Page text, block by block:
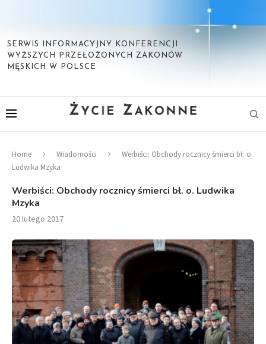
SERWIS INFORMACYJNY KONFERENCJI
WYŻSZYCH PRZEŁOŻONYCH ZAKONÓW
MĘSKICH W POLSCE
Home Wiadomości
Werbiści: Obchody rocznicy śmierci bł. o.
Ludwika Mzyka
Werbiści: Obchody rocznicy śmierci bł. o. Ludwika
Mzyka
20 lutego 2017